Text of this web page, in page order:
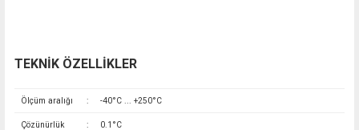
TEKNİK ÖZELLİKLER
Ölçüm aralığı : -40°C ... +250°C
Çözünürlük : 0.1°C